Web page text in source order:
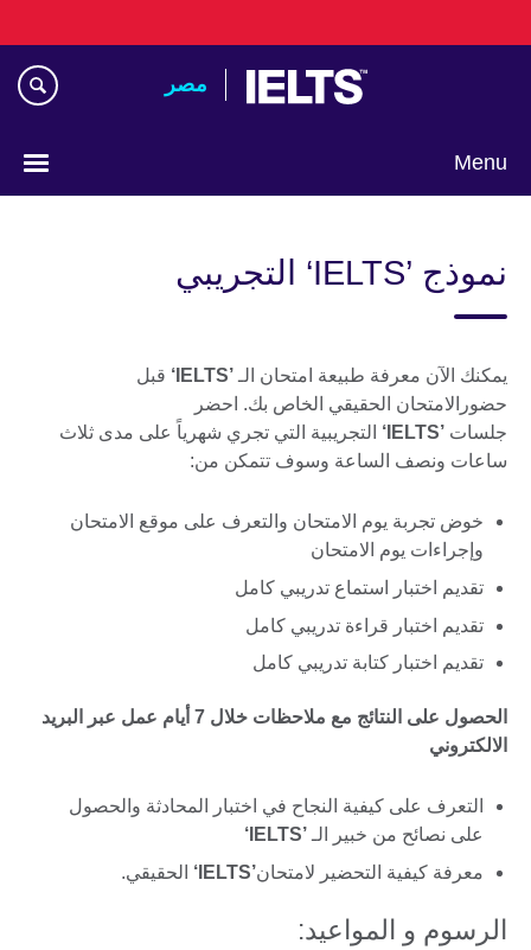
to
مصر‎
Menu
نموذج ’IELTS‘ التجريبي
يمكنك الآن معرفة طبيعة امتحان الـ ’IELTS‘
قبل
حضورالامتحان الحقيقي الخاص بك. احضر
جلسات ’IELTS‘
التجريبية التي تجري شهرياً على مدى ثلاث
ساعات ونصف الساعة وسوف تتمكن من:
خوض تجربة يوم الامتحان والتعرف على موقع الامتحان
وإجراءات يوم الامتحان
تقديم اختبار استماع تدريبي كامل
تقديم اختبار قراءة تدريبي كامل
تقديم اختبار كتابة تدريبي كامل
الحصول على النتائج مع ملاحظات خلال 7 أيام عمل عبر البريد
الالكتروني
التعرف على كيفية النجاح في اختبار المحادثة والحصول
على نصائح من خبير الـ ’IELTS‘
معرفة كيفية التحضير لامتحان’IELTS‘ الحقيقي.
الرسوم و المواعيد: